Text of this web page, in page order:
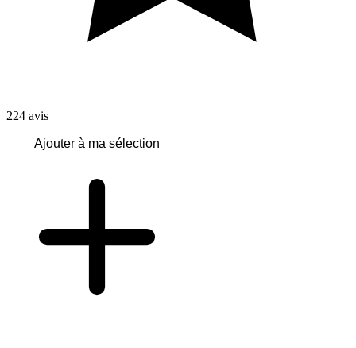
224 avis
Ajouter à ma sélection